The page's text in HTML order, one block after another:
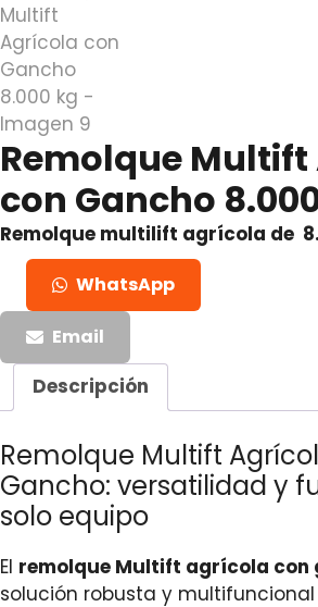
Remolque
con Gancho
Remolque multilift agrícola de
WhatsApp
Email
Descripción
Remolque Multift
Gancho: versatilidad y
solo equipo
El remolque Multift agrícola con
solución robusta y